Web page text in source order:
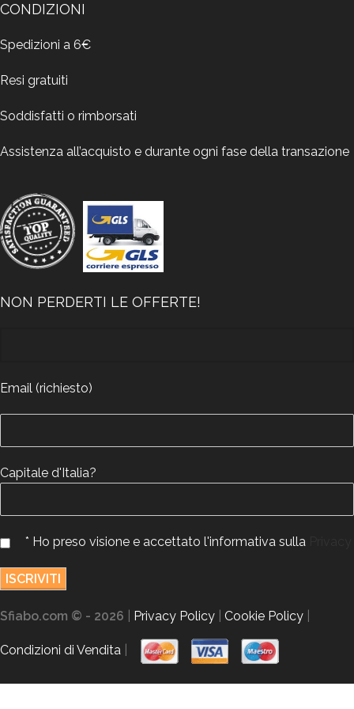
CONDIZIONI
Spedizioni a 6€
Resi gratuiti
Soddisfatti o rimborsati
Assistenza all’acquisto e durante ogni fase della transazione
NON PERDERTI LE OFFERTE!
Email (richiesto)
Capitale d'Italia?
* Ho preso visione e accettato l'informativa sulla
Sfiabo.com © - 2026 Privacy Policy Cookie Policy
Condizioni di Vendita